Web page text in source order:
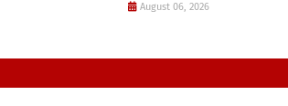
August 06, 2026